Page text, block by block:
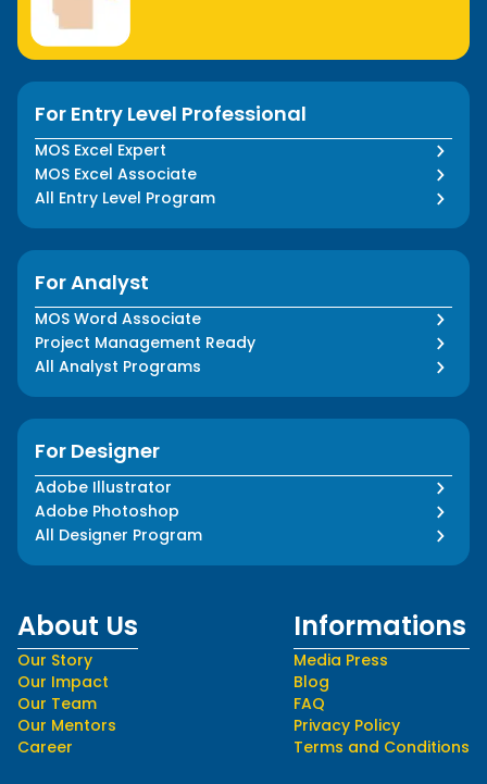
For Entry Level Professional
MOS Excel Expert
MOS Excel Associate
All Entry Level Program
For Analyst
MOS Word Associate
Project Management Ready
All Analyst Programs
For Designer
Adobe Illustrator
Adobe Photoshop
All Designer Program
About Us
Our Story
Our Impact
Our Team
Our Mentors
Career
Informations
Media Press
Blog
FAQ
Privacy Policy
Terms and Conditions